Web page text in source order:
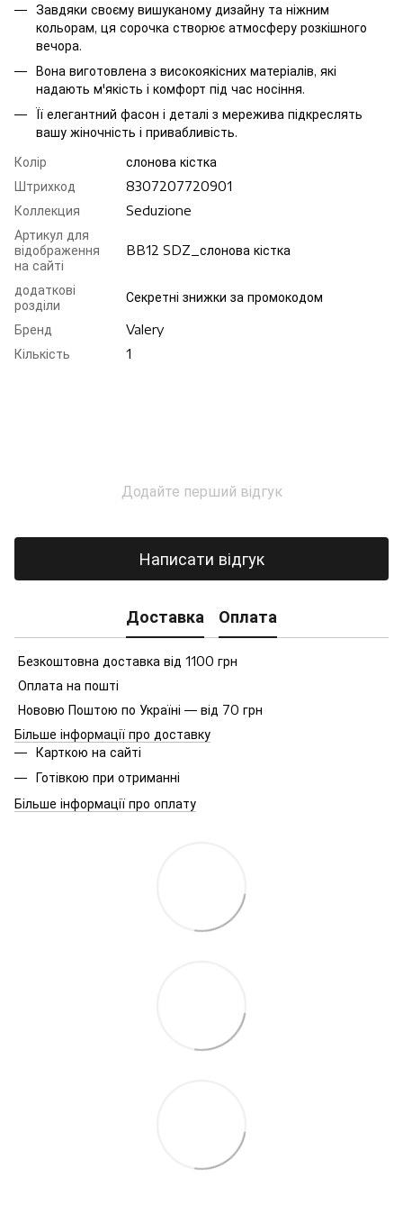
Завдяки своєму вишуканому дизайну та ніжним
кольорам, ця сорочка створює атмосферу розкішного
вечора.
Вона виготовлена з високоякісних матеріалів, які
надають м'якість і комфорт під час носіння.
Її елегантний фасон і деталі з мережива підкреслять
вашу жіночність і привабливість.
Колір
слонова кiстка
Штрихкод
8307207720901
Коллекция
Seduzione
Артикул для
відображення
на сайті
BB12 SDZ_слонова кiстка
додаткові
розділи
Секретні знижки за промокодом
Бренд
Valery
Кількість
1
Додайте перший відгук
Написати відгук
Доставка Оплата
Безкоштовна доставка від 1100 грн
Оплата на пошті
Нововю Поштою по Україні — від 70 грн
Більше інформації про доставку
Карткою на сайті
Готівкою при отриманні
Більше інформації про оплату